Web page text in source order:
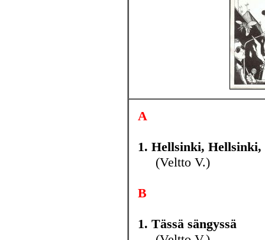
A
1. Hellsinki,
(Veltto V.)
B
1. Tässä sängyssä